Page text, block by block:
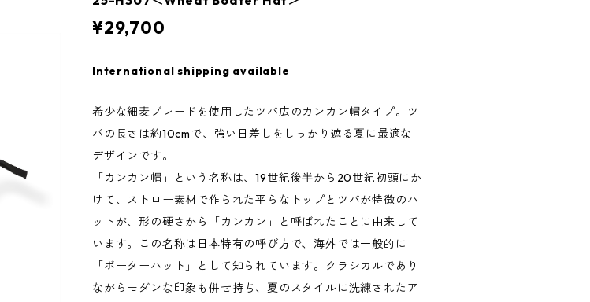
¥29,700
International shipping available
希少な細麦ブレードを使用したツバ広のカンカン帽タイプ。ツ
バの長さは約10cmで、強い日差しをしっかり遮る夏に最適な
デザインです。
「カンカン帽」という名称は、19世紀後半から20世紀初頭にか
けて、ストロー素材で作られた平らなトップとツバが特徴のハ
ットが、形の硬さから「カンカン」と呼ばれたことに由来して
います。この名称は日本特有の呼び方で、海外では一般的に
「ボーターハット」として知られています。クラシカルであり
ながらモダンな印象も併せ持ち、夏のスタイルに洗練されたア